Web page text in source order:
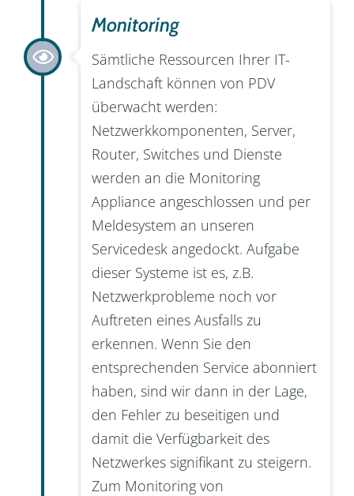
Monitoring
Sämtliche Ressourcen Ihrer IT-
Landschaft können von PDV
überwacht werden:
Netzwerkkomponenten, Server,
Router, Switches und Dienste
werden an die Monitoring
Appliance angeschlossen und per
Meldesystem an unseren
Servicedesk angedockt. Aufgabe
dieser Systeme ist es, z.B.
Netzwerkprobleme noch vor
Auftreten eines Ausfalls zu
erkennen. Wenn Sie den
entsprechenden Service abonniert
haben, sind wir dann in der Lage,
den Fehler zu beseitigen und
damit die Verfügbarkeit des
Netzwerkes signifikant zu steigern.
Zum Monitoring von